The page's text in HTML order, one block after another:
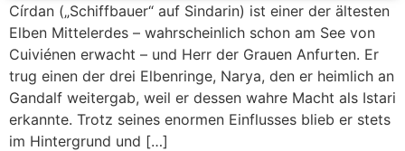
Círdan („Schiffbauer“ auf Sindarin) ist einer der ältesten
Elben Mittelerdes – wahrscheinlich schon am See von
Cuiviénen erwacht – und Herr der Grauen Anfurten. Er
trug einen der drei Elbenringe, Narya, den er heimlich an
Gandalf weitergab, weil er dessen wahre Macht als Istari
erkannte. Trotz seines enormen Einflusses blieb er stets
im Hintergrund und […]